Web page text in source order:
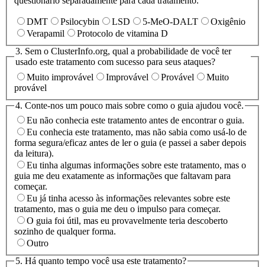
DMT Psilocybin LSD 5-MeO-DALT
Oxigênio
Verapamil
Protocolo de vitamina D
3. Sem o ClusterInfo.org, qual a probabilidade de você ter
usado este tratamento com sucesso para seus ataques?
Muito improvável
Improvável Provável
Muito
provável
4. Conte-nos um pouco mais sobre como o guia ajudou você.
Eu não conhecia este tratamento antes de encontrar o guia.
Eu conhecia este tratamento, mas não sabia como usá-lo de
forma segura/eficaz antes de ler o guia (e passei a saber depois
da leitura).
Eu tinha algumas informações sobre este tratamento, mas o
guia me deu exatamente as informações que faltavam para
começar.
Eu já tinha acesso às informações relevantes sobre este
tratamento, mas o guia me deu o impulso para começar.
O guia foi útil, mas eu provavelmente teria descoberto
sozinho de qualquer forma.
Outro
5. Há quanto tempo você usa este tratamento?